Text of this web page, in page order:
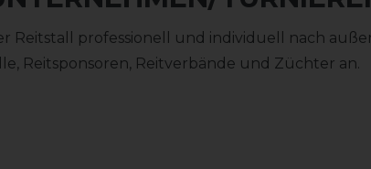
professionell und individuell nach
Reitsponsoren, Reitverbände und Züchter an.